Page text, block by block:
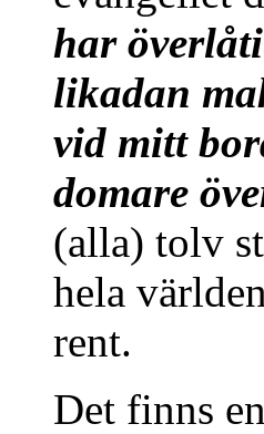
har
likadan
vid mitt
domare
(alla) tolv
hela
rent.
Det finns